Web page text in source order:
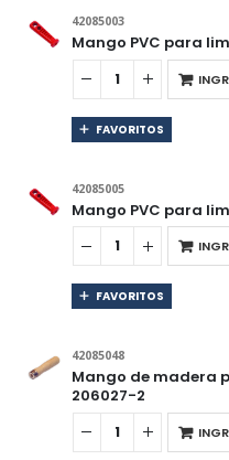
42085003
Mango PVC para
FAVORITOS
42085005
Mango PVC para
FAVORITOS
42085048
Mango de madera
206027-2